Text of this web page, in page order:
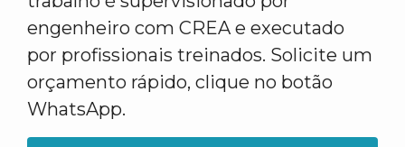
engenheiro com CREA e executado
por profissionais treinados. Solicite um
orçamento rápido, clique no botão
WhatsApp.